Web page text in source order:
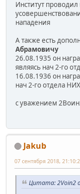
Институт
нападения
А также есть
Абрамовичу
26.08.1935 он
являясь нач 2-го
16.08.1936 он
нач 2-го отдела
с уважением
Jakub
07 сентября 2018,
Цитата: 2Voin2